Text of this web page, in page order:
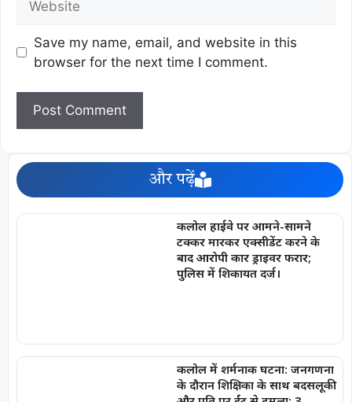
Save my name, email, and website in this
browser for the next time I comment.
और पढ़ें
कलोल हाईवे पर आमने-सामने
टक्कर मारकर एक्सीडेंट करने के
बाद आरोपी कार ड्राइवर फरार;
पुलिस में शिकायत दर्ज।
कलोल में शर्मनाक घटना: जनगणना
के दौरान शिक्षिका के साथ बदसलूकी